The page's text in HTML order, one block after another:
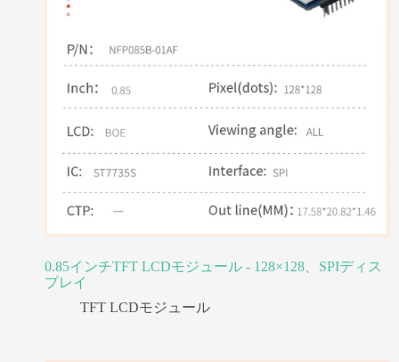
0.85インチTFT LCDモジュール - 128×128、SPIディス
プレイ
TFT LCDモジュール